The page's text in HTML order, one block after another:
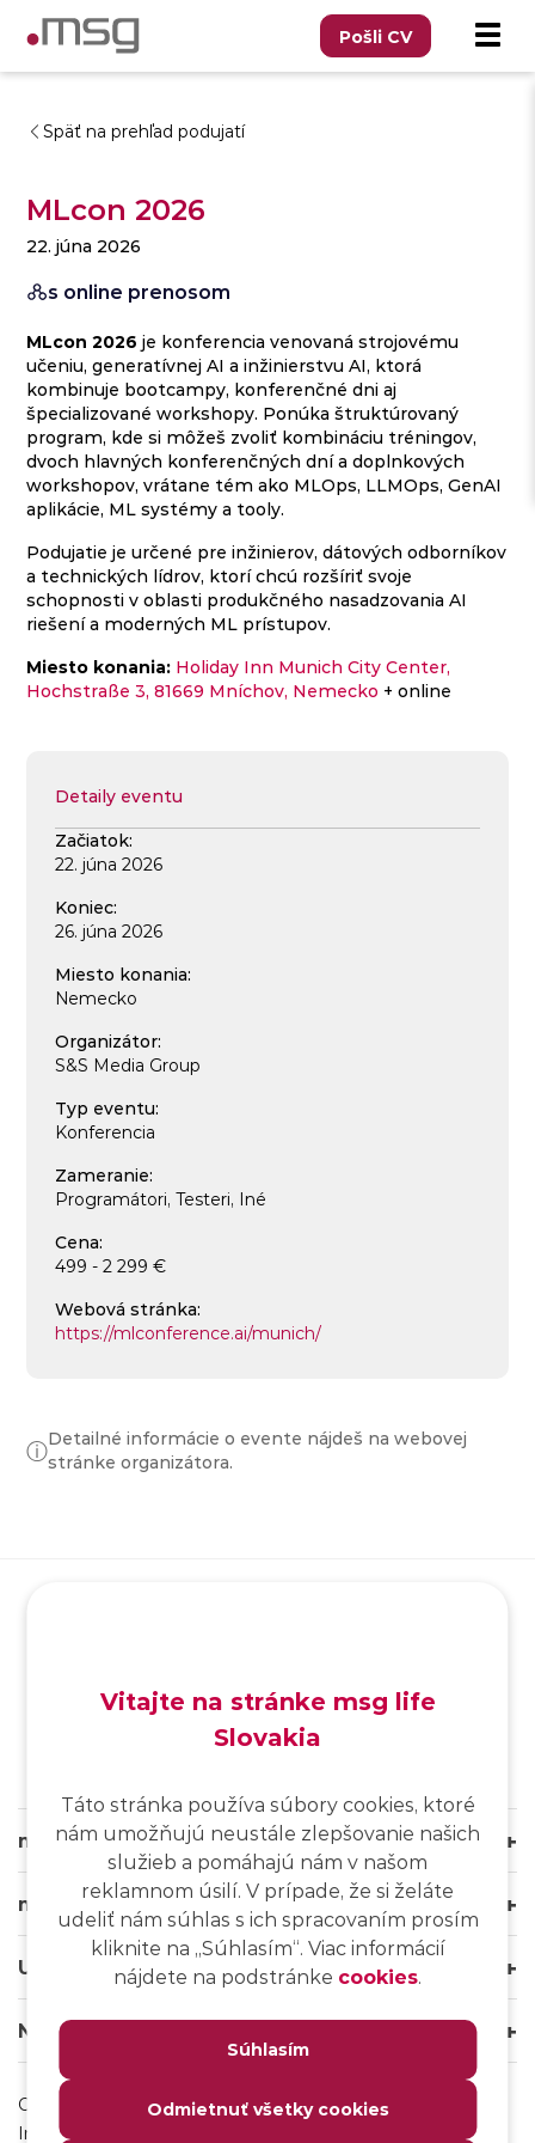
Pošli CV
Späť na prehľad podujatí
MLcon 2026
22. júna 2026
s online prenosom
MLcon 2026 je konferencia venovaná strojovému
učeniu, generatívnej AI a inžinierstvu AI, ktorá
kombinuje bootcampy, konferenčné dni aj
špecializované workshopy. Ponúka štruktúrovaný
program, kde si môžeš zvoliť kombináciu tréningov,
dvoch hlavných konferenčných dní a doplnkových
workshopov, vrátane tém ako MLOps, LLMOps, GenAI
aplikácie, ML systémy a tooly.
Podujatie je určené pre inžinierov, dátových odborníkov
a technických lídrov, ktorí chcú rozšíriť svoje
schopnosti v oblasti produkčného nasadzovania AI
riešení a moderných ML prístupov.
Miesto konania: Holiday Inn Munich City Center,
Hochstraße 3, 81669 Mníchov, Nemecko + online
Detaily eventu
Začiatok:
22. júna 2026
Koniec:
26. júna 2026
Miesto konania:
Nemecko
Organizátor:
S&S Media Group
Typ eventu:
Konferencia
Zameranie:
Programátori, Testeri, Iné
Cena:
499 - 2 299 €
Webová stránka:
https://mlconference.ai/munich/
ⓘDetailné informácie o evente nájdeš na webovej
stránke organizátora.
/EN /DE
msg life Slovakia
msg life Group
Užitočné odkazy
Naše weby
Ochrana osobných údajov
Impressum
Vitajte na stránke msg life
Slovakia
Táto stránka používa súbory cookies, ktoré
nám umožňujú neustále zlepšovanie našich
služieb a pomáhajú nám v našom
reklamnom úsilí. V prípade, že si želáte
udeliť nám súhlas s ich spracovaním prosím
kliknite na ,,Súhlasím“. Viac informácií
nájdete na podstránke cookies.
Súhlasím
Odmietnuť všetky cookies